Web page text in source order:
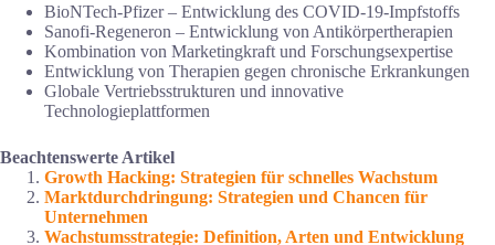
BioNTech-Pfizer – Entwicklung des COVID-19-Impfstoffs
Sanofi-Regeneron – Entwicklung von Antikörpertherapien
Kombination von Marketingkraft und Forschungsexpertise
Entwicklung von Therapien gegen chronische Erkrankungen
Globale Vertriebsstrukturen und innovative
Technologieplattformen
Beachtenswerte Artikel
Growth Hacking: Strategien für schnelles Wachstum
Marktdurchdringung: Strategien und Chancen für
Unternehmen
Wachstumsstrategie: Definition, Arten und Entwicklung